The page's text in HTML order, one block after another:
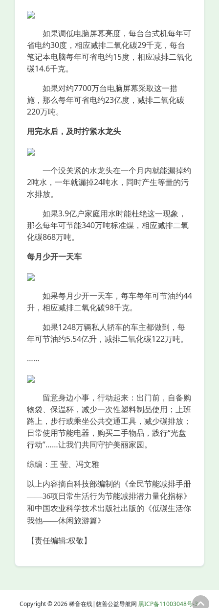
如果调低电脑屏幕亮度，每台台式机每年可
省电约30度，相应减排二氧化碳29千克，每台
笔记本电脑每年可省电约15度，相应减排二氧化
碳14.6千克。
如果对约7700万台电脑屏幕采取这一措
施，那么每年可省电约23亿度，减排二氧化碳
220万吨。
用完水后，及时拧紧水龙头
一个没关紧的水龙头在一个月内就能漏掉约
2吨水，一年就漏掉24吨水，同时产生等量的污
水排放。
如果3.9亿户家庭用水时能杜绝这一现象，
那么每年可节能340万吨标准煤，相应减排二氧
化碳868万吨。
每月少开一天车
如果每月少开一天车，每车每年可节油约44
升，相应减排二氧化碳98千克。
如果1248万辆私人轿车的车主都做到，每
年可节油约5.54亿升，减排二氧化碳122万吨。
……
留意身边小事，行动起来：出门前，自备购
物袋、保温杯，减少一次性塑料制品使用；上班
路上，步行或乘坐公共交通工具，减少碳排放；
日常使用节能电器，购买二手物品，践行“光盘
行动”……让我们共同守护美丽家园。
综编：王 莹、冯文雅
以上内容摘自科技部编制的《全民节能减排手册
——36项日常生活行为节能减排潜力量化指标》
和中国农业科学技术出版社出版的《低碳生活你
我他——休闲旅游篇》
【责任编辑:权敬】
Copyright © 2026 稀音在线|慈善公益导航网 黑ICP备11003048号-3